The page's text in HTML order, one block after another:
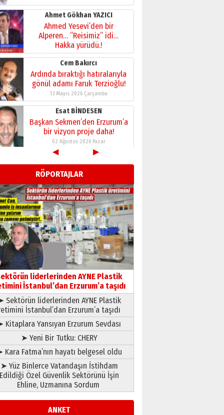
28 Temmuz 2026 Salı
Ahmet Gökhan YAZICI
Ahmed Yesevi’den bir
Alperen… ”Reisimiz” idi…
Hakka yürüdü.!
26 Mart 2026 Perşembe
Cem Bakırcı
Ardında bıraktığı hatıralarıyla
gönül adamı Faruk Terzioğlu!
13 Mayıs 2026 Çarşamba
Esat BİNDESEN
Başkan Sekmen’den Erzurum’a
bir vizyon proje daha!
02 Ağustos 2026 Pazar
Kadir SABUNCUOĞLU
Erzurumspor’un köşe taşları
29 Haziran 2026 Pazartesi
Kenan GÜLERCİ
Murat Şahsuvaroğlu ERKON’da
çıtayı yukarı taşırken,
yönetimdekiler aşağı
çekmemeli!
17 Şubat 2026 SalıOrhan BOZKURT
Bir fotoğraf, bir şehir, bir
gazeteci… Dizginler kimin
elinde?
31 Mart 2026 Salı
A. Berhan Yılmaz
BİR BÖLÜM DEĞİL, BİR ÖMÜR
SEÇİYORSUNUZ… “NEDEN
ATATÜRK ÜNİVERSİTESİ?”
28 Temmuz 2026 Salı
Ahmet Gökhan YAZICI
Ahmed Yesevi’den bir
Alperen… ”Reisimiz” idi…
Hakka yürüdü.!
26 Mart 2026 Perşembe
Ardında bıraktığı hatıralarıyla
◀ ▶
RÖPORTAJLAR
liderlerinden AYNE Plastik
İstanbul’dan Erzurum’a taşıdı
Sektörün liderlerinden AYNE Plastik
İstanbul’dan Erzurum’a taşıdı
Kitaplara Yansıyan Erzurum Sevdası
➤ Yeni Bir Tutku: CHERY
Kara Fatma’nın hayatı belgesel oldu
➤ Yüz Binlerce Vatandaşın İstihdam
Özel Güvenlik Sektörünü İşin
Ehline, Uzmanına Sordum
ANKET